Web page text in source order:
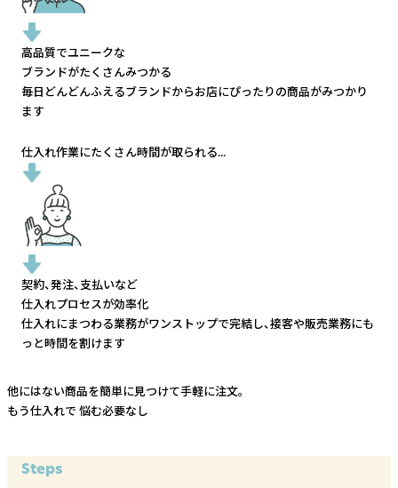
高品質でユニークな
ブランドがたくさんみつかる
毎日どんどんふえるブランドからお店にぴったりの商品がみつかり
ます
仕入れ作業にたくさん時間が取られる...
契約、発注、支払いなど
仕入れプロセスが効率化
仕入れにまつわる業務がワンストップで完結し、接客や販売業務にも
っと時間を割けます
他にはない商品を簡単に見つけて手軽に注文。
もう仕入れで 悩む必要なし
Steps